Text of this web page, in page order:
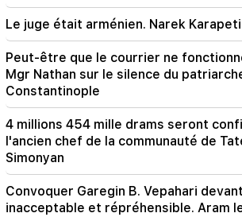
19:06
Recherché dans le cadre d'une
pénale engagée
18:44
Rubio : Les États-Unis ont alloué 201
dollars au développement du TRIPP
Corridor
18:34
Je suis prêt à œuvrer au
relations bilatérales. Mirzoyan,
des Affaires étrangères
Le juge était arménien. Narek
Peut-être que le courrier ne
Mgr Nathan sur le silence du
Constantinople
4 millions 454 mille drams seront
l'ancien chef de la communauté de
Simonyan
Convoquer Garegin B. Vepahari
inacceptable et répréhensible. Aram